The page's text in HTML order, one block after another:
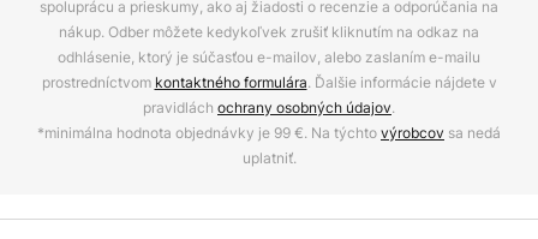
spoluprácu a prieskumy, ako aj žiadosti o recenzie a odporúčania na
nákup. Odber môžete kedykoľvek zrušiť kliknutím na odkaz na
odhlásenie, ktorý je súčasťou e-mailov, alebo zaslaním e-mailu
prostredníctvom kontaktného formulára. Ďalšie informácie nájdete v
pravidlách ochrany osobných údajov.
*minimálna hodnota objednávky je 99 €. Na týchtovýrobcov sa nedá
uplatniť.